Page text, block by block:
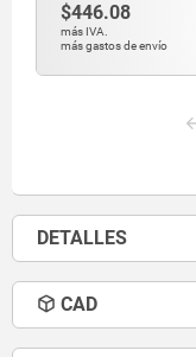
$446.08
más IVA.
más gastos de envío
DETALLES
CAD